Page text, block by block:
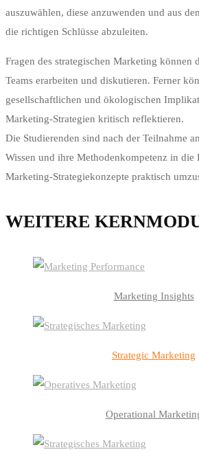
auszuwählen, diese anzuwenden und aus
die richtigen Schlüsse abzuleiten.
Fragen des strategischen Marketing können
Teams erarbeiten und diskutieren. Ferner
gesellschaftlichen und ökologischen
Marketing-Strategien kritisch reflektieren.
Die Studierenden sind nach der Teilnahme
Wissen und ihre Methodenkompetenz in
Marketing-Strategiekonzepte praktisch
WEITERE
Marketing Insights
Strategic Marketing
Operational